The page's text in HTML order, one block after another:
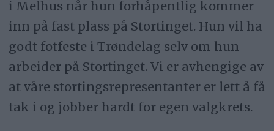
i Melhus når hun forhåpentlig kommer
inn på fast plass på Stortinget. Hun vil ha
godt fotfeste i Trøndelag selv om hun
arbeider på Stortinget. Vi er avhengige av
at våre stortingsrepresentanter er lett å få
tak i og jobber hardt for egen valgkrets.